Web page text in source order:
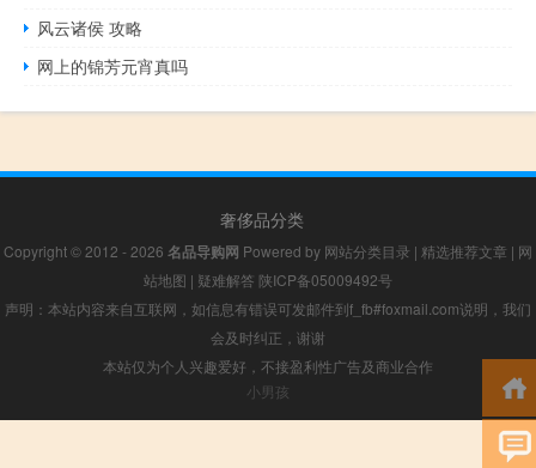
风云诸侯 攻略
网上的锦芳元宵真吗
奢侈品分类
Copyright © 2012 - 2026 名品导购网 Powered by 网站分类目录 | 精选推荐文章 | 网
站地图 | 疑难解答 陕ICP备05009492号
声明：本站内容来自互联网，如信息有错误可发邮件到f_fb#foxmail.com说明，我们
会及时纠正，谢谢
本站仅为个人兴趣爱好，不接盈利性广告及商业合作
小男孩